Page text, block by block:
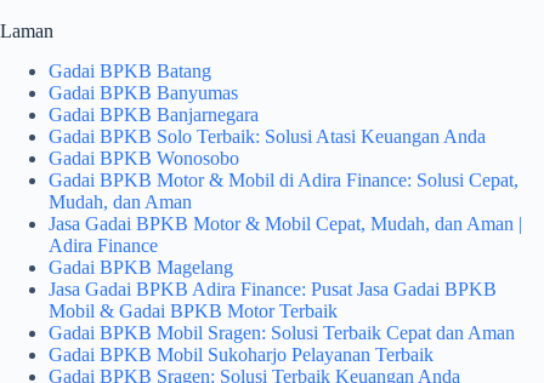
Laman
Gadai BPKB Batang
Gadai BPKB Banyumas
Gadai BPKB Banjarnegara
Gadai BPKB Solo Terbaik: Solusi Atasi Keuangan Anda
Gadai BPKB Wonosobo
Gadai BPKB Motor & Mobil di Adira Finance: Solusi Cepat,
Mudah, dan Aman
Jasa Gadai BPKB Motor & Mobil Cepat, Mudah, dan Aman |
Adira Finance
Gadai BPKB Magelang
Jasa Gadai BPKB Adira Finance: Pusat Jasa Gadai BPKB
Mobil & Gadai BPKB Motor Terbaik
Gadai BPKB Mobil Sragen: Solusi Terbaik Cepat dan Aman
Gadai BPKB Mobil Sukoharjo Pelayanan Terbaik
Gadai BPKB Sragen: Solusi Terbaik Keuangan Anda